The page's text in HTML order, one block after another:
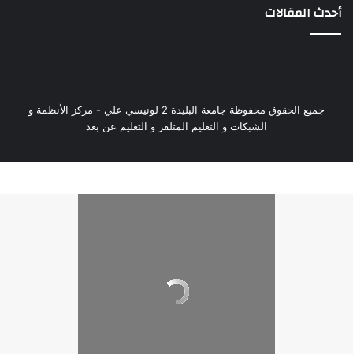
أحدث المقالات
جميع الحقوق محفوظة جامعة البليدة 2 لونيسي علي - مركز الأنظمة و
الشبكات و التعليم المتلفز و التعليم عن بعد